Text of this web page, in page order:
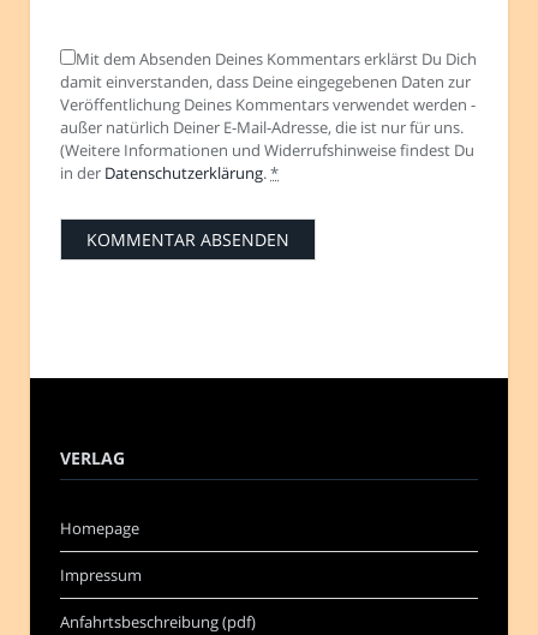
Mit dem Absenden Deines Kommentars erklärst Du Dich
damit einverstanden, dass Deine eingegebenen Daten zur
Veröffentlichung Deines Kommentars verwendet werden -
außer natürlich Deiner E-Mail-Adresse, die ist nur für uns.
(Weitere Informationen und Widerrufshinweise findest Du
in der Datenschutzerklärung.*
VERLAG
Homepage
Impressum
Anfahrtsbeschreibung (pdf)